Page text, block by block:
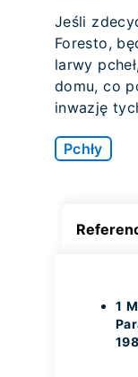
Jeśli
Foresto,
larwy
domu, co
inwazję
Pchły
1